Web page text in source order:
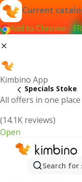
Current
Add to Chrome -
Kimbino App
All offers in one place
(14.1K reviews)
Open
Search for
Specials Stoke
Explore the